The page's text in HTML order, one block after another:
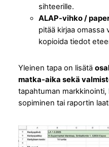
sihteerille.
ALAP-vihko /
pitää kirjaa omassa
kopioida tiedot
Yleinen tapa on lisätä
matka-aika sekä
tapahtuman
sopiminen tai raportin